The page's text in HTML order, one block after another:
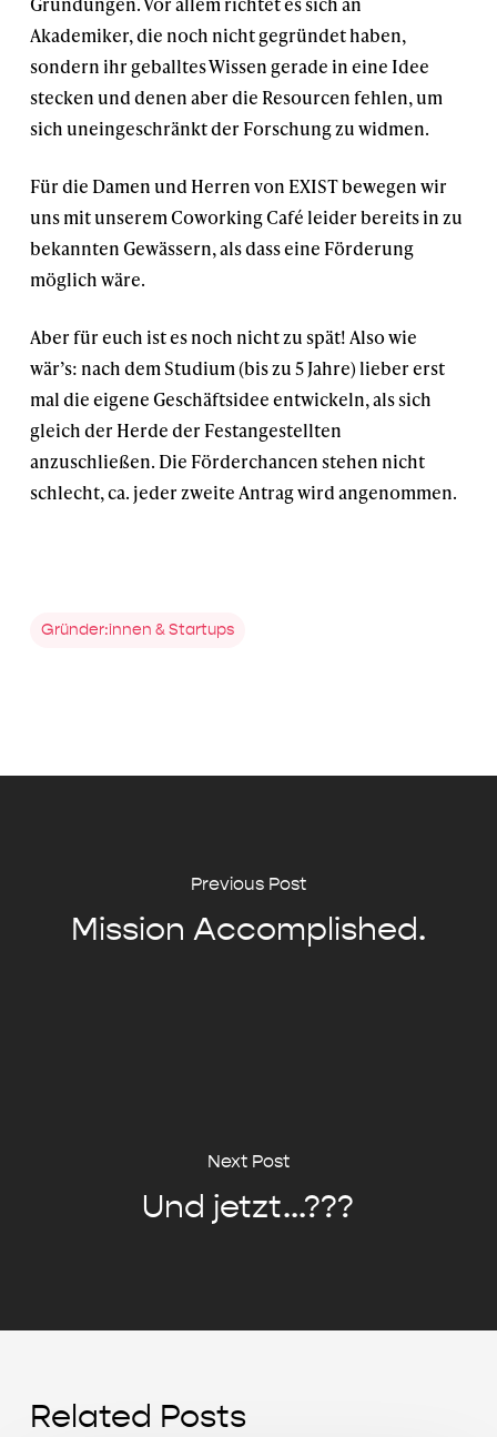
Akademiker, die noch nicht gegründet haben,
sondern ihr geballtes Wissen gerade in eine Idee
stecken und denen aber die Resourcen fehlen, um
sich uneingeschränkt der Forschung zu widmen.
Für die Damen und Herren von EXIST bewegen wir
uns mit unserem Coworking Café leider bereits in zu
bekannten Gewässern, als dass eine Förderung
möglich wäre.
Aber für euch ist es noch nicht zu spät! Also wie
wär’s: nach dem Studium (bis zu 5 Jahre) lieber erst
mal die eigene Geschäftsidee entwickeln, als sich
gleich der Herde der Festangestellten
anzuschließen. Die Förderchancen stehen nicht
schlecht, ca. jeder zweite Antrag wird angenommen.
Gründer:innen & Startups
Previous Post
Mission Accomplished.
Next Post
Und jetzt...???
Related Posts